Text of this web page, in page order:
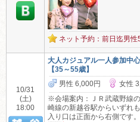
ネット予約：前日迄男
10/31
(土)
18:00
大人カジュアル一人参加中
【35～55歳】
男性 6,000円
女性
※会場案内：ＪＲ武蔵野線
崎線の新越谷駅からいずれ
入り口は正面から右側です